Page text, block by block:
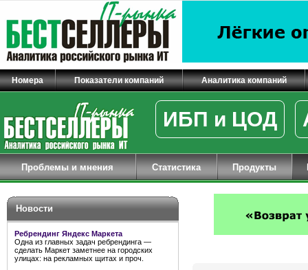
Номера Показатели компаний Аналитика компаний
ИБП и ЦОД
Проблемы и мнения Статистика Продукты
Новости
Ребрендинг Яндекс Маркета
Одна из главных задач ребрендинга —
сделать Маркет заметнее на городских
улицах: на рекламных щитах и проч.